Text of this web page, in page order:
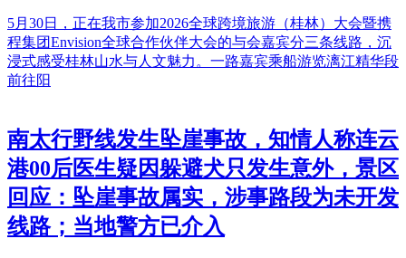
5月30日，正在我市参加2026全球跨境旅游（桂林）大会暨携
程集团Envision全球合作伙伴大会的与会嘉宾分三条线路，沉
浸式感受桂林山水与人文魅力。一路嘉宾乘船游览漓江精华段
前往阳
南太行野线发生坠崖事故，知情人称连云
港00后医生疑因躲避犬只发生意外，景区
回应：坠崖事故属实，涉事路段为未开发
线路；当地警方已介入